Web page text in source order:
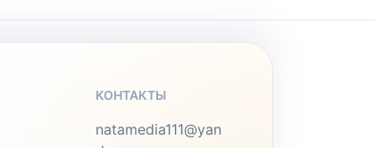
КОНТАКТЫ
natamedia111@yan